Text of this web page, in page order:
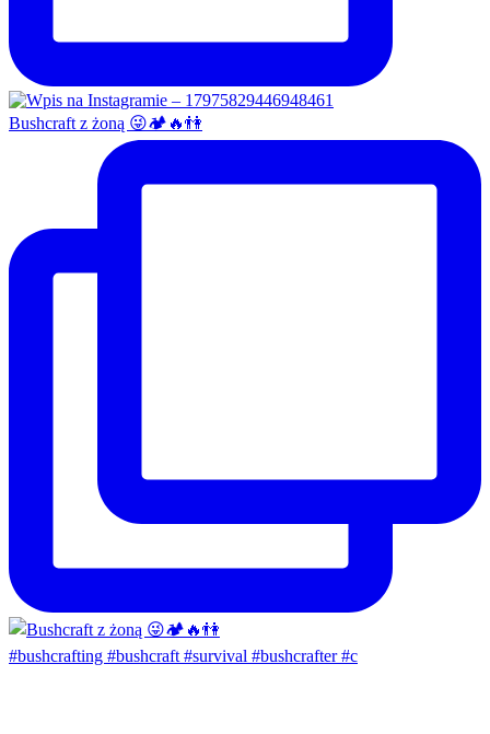
Bushcraft z żoną 😜🏕🔥👫
#bushcrafting #bushcraft #survival #bushcrafter #c